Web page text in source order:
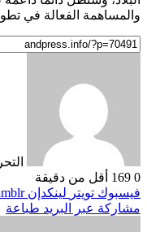
والمساهمة الفعالة في
0
أقل من دقيقة
فيسبوك تويتر لينكدإن
مشاركة عبر البريد طباعة